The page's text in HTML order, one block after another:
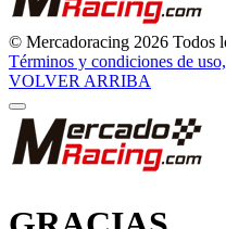
© Mercadoracing 2026 Todos
Términos y condiciones de
VOLVER ARRIBA